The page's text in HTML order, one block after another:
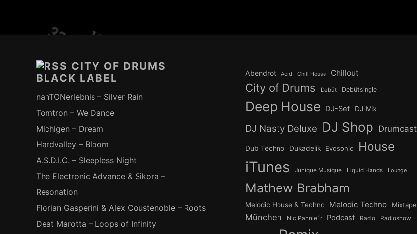
CITY OF DRUMS
BLACK LABEL
nahTONerlebnis – Silver Rain
Tomtron – We Dance
Michigen – Dream
Hardvalley – Bloom
A.S.D.I.C. – Sleepless Night
The Electronic Advance & Sikora –
Resonation
Florian Gasperini & Alex Coustenoble – Roots
Deat Marotta – Loops of Infinity
Abendrot Acid Chill House Chillout
City of Drums Debüt Debütsingle
Deep House DJ-Set DJ Mix
DJ Nasty Deluxe DJ Shop Drumcast
Dub Techno Dukadelik Evosonic House
iTunes Junique Musique Liquid Hands Lounge
Mathew Brabham
Melodic House & Techno Melodic Techno Mixtape
München Nic Pannie´r Podcast Radio Radioshow